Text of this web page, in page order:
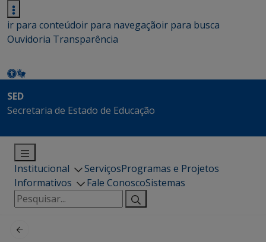
ir para conteúdoir para navegaçãoir para busca
Ouvidoria Transparência
SED
Secretaria de Estado de Educação
Institucional ServiçosProgramas e Projetos
Informativos
Fale ConoscoSistemas
Pesquisar
por: